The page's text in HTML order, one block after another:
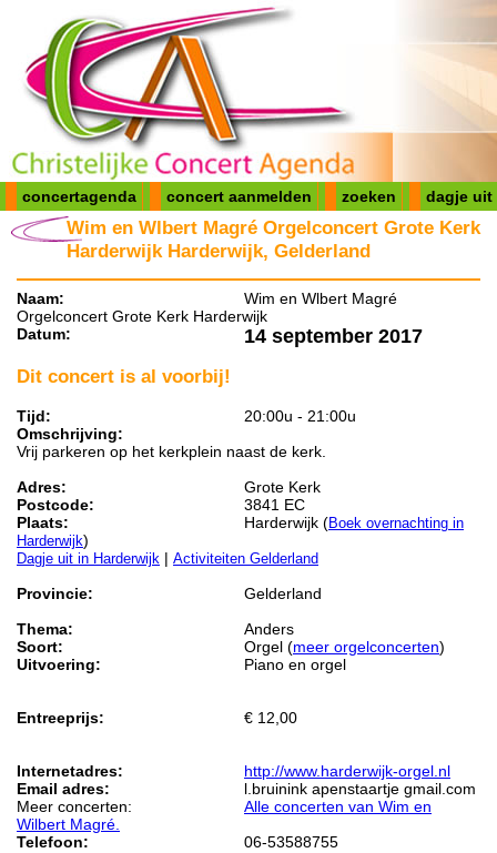
concertagenda concert aanmelden zoeken dagje uit
Wim en Wlbert Magré Orgelconcert Grote Kerk
Harderwijk Harderwijk, Gelderland
Naam:
Wim en Wlbert Magré
Orgelconcert Grote Kerk Harderwijk
Datum:
14 september 2017
Dit concert is al voorbij!
Tijd:
20:00u - 21:00u
Omschrijving:
Vrij parkeren op het kerkplein naast de kerk.
Adres:
Grote Kerk
Postcode:
3841 EC
Plaats:
Harderwijk (Boek overnachting in
Harderwijk)
Dagje uit in Harderwijk | Activiteiten Gelderland
Provincie:
Gelderland
Thema:
Anders
Soort:
Orgel (meer orgelconcerten)
Uitvoering:
Piano en orgel
Entreeprijs: € 12,00
Internetadres:
http://www.harderwijk-orgel.nl
Email adres:
l.bruinink apenstaartje gmail.com
Meer concerten:
Alle concerten van Wim en
Wilbert Magré.
Telefoon:
06-53588755